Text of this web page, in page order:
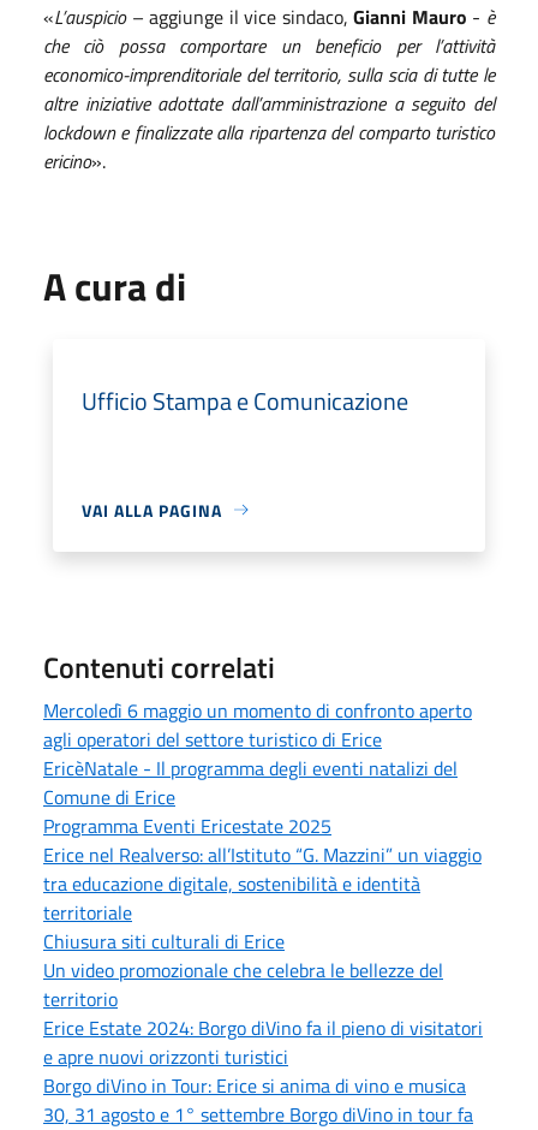
«L’auspicio– aggiunge il vice sindaco,Gianni Mauro - è
che ciò possa comportare un beneficio per l’attività
economico-imprenditoriale del territorio, sulla scia di tutte le
altre iniziative adottate dall’amministrazione a seguito del
lockdown e finalizzate alla ripartenza del comparto turistico
ericino».
A cura di
Ufficio Stampa e Comunicazione
VAI ALLA PAGINA
Contenuti correlati
Mercoledì 6 maggio un momento di confronto aperto
agli operatori del settore turistico di Erice
EricèNatale - Il programma degli eventi natalizi del
Comune di Erice
Programma Eventi Ericestate 2025
Erice nel Realverso: all’Istituto “G. Mazzini” un viaggio
tra educazione digitale, sostenibilità e identità
territoriale
Chiusura siti culturali di Erice
Un video promozionale che celebra le bellezze del
territorio
Erice Estate 2024: Borgo diVino fa il pieno di visitatori
e apre nuovi orizzonti turistici
Borgo diVino in Tour: Erice si anima di vino e musica
30, 31 agosto e 1° settembre Borgo diVino in tour fa